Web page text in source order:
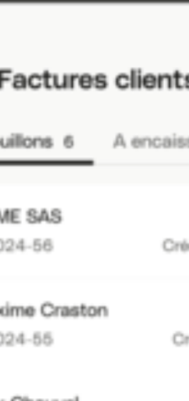
(4,48 € maximum) ;
(1,30 € maximum par
d’attente du client (42,15 € maximum
vous avez tout de même le droit de
en fonction des circonstances. Par
de nuit ;
avec retour sans client ;
ou verglacée nécessitant des
s’appliquent en cas de :
: 4 € par passager à partir de 5 (5,50 €